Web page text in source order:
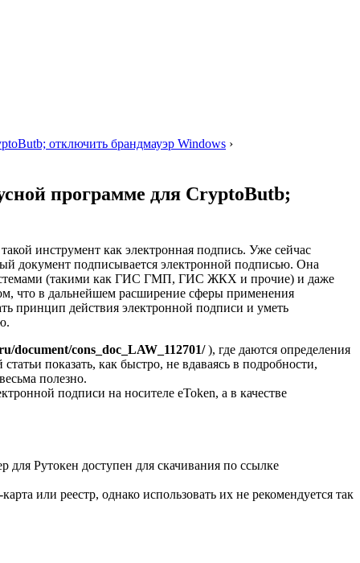
отключить брандмауэр Windows ›
программе для CryptoButb;
инструмент как электронная подпись. Уже сейчас
документ подписывается электронной подписью. Она
(такими как ГИС ГМП, ГИС ЖКХ и прочие) и даже
что в дальнейшем расширение сферы применения
принцип действия электронной подписи и уметь
document/cons_doc_LAW_112701/), где даются определения
показать, как быстро, не вдаваясь в подробности,
полезно.
подписи на носителе eToken, а в качестве
для Рутокен доступен для скачивания по ссылке
или реестр, однако использовать их не рекомендуется так